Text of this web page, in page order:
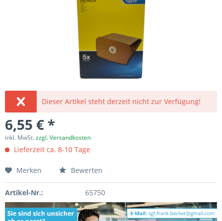
Dieser Artikel steht derzeit nicht zur Verfügung!
6,55 € *
inkl. MwSt.zzgl. Versandkosten
Lieferzeit ca. 8-10 Tage
Merken Bewerten
Artikel-Nr.: 65750